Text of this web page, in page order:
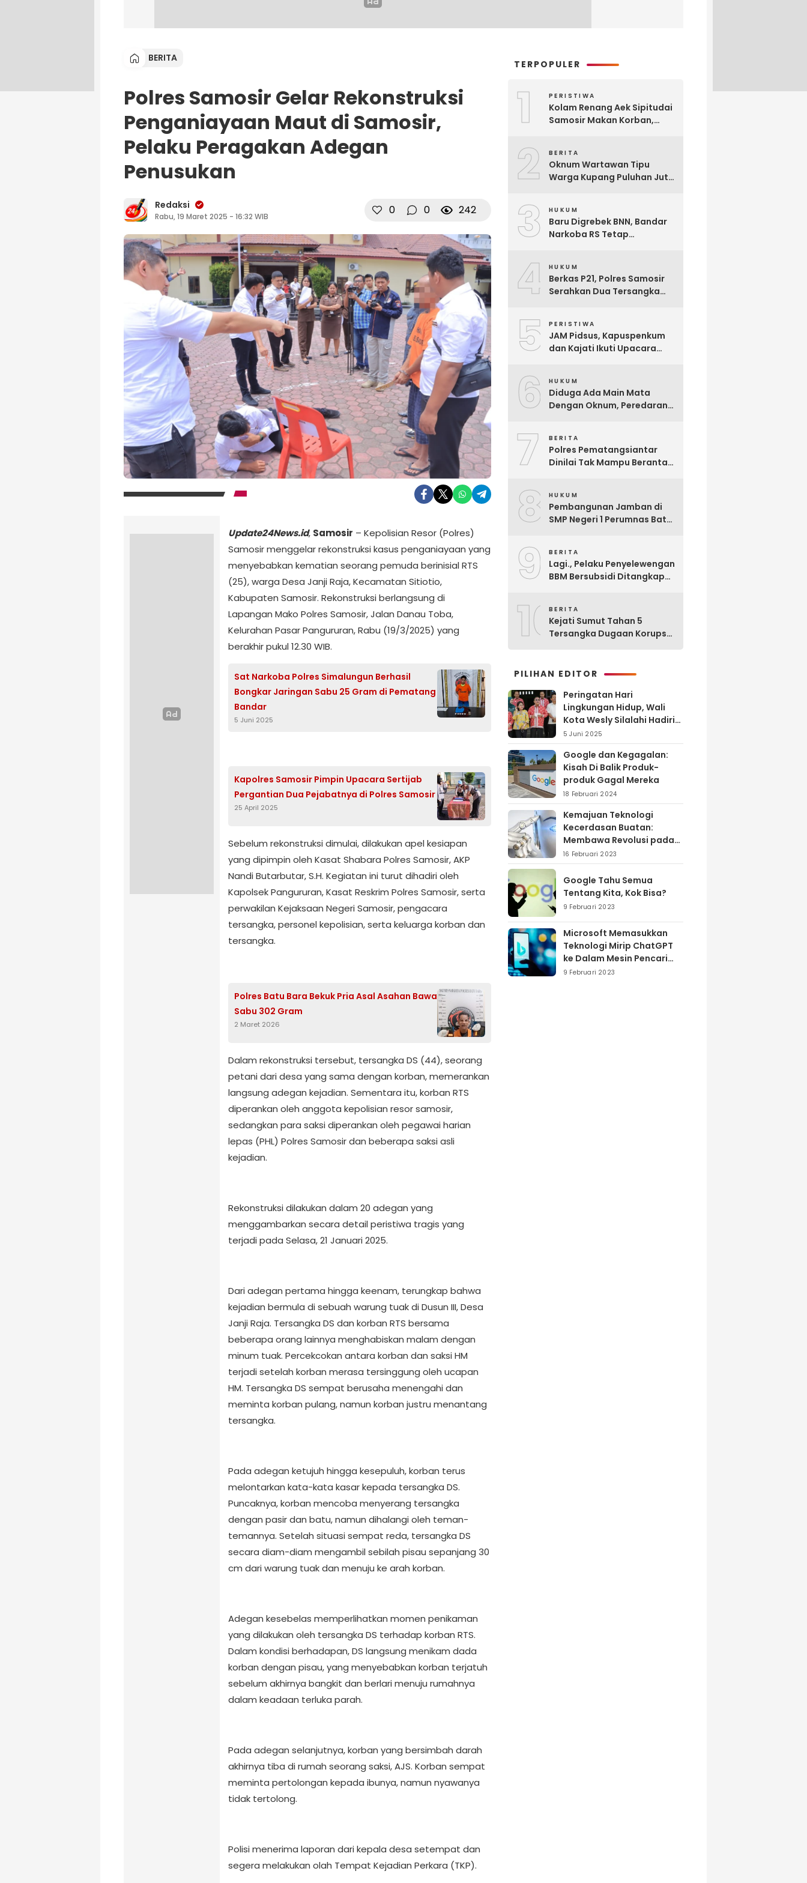
BERITA
Polres Samosir Gelar Rekonstruksi
Penganiayaan Maut di Samosir,
Pelaku Peragakan Adegan
Penusukan
Redaksi
Rabu, 19 Maret 2025 - 16:32 WIB 0 0 242
Update24News.id, Samosir – Kepolisian Resor (Polres)
Samosir menggelar rekonstruksi kasus penganiayaan yang
menyebabkan kematian seorang pemuda berinisial RTS
(25), warga Desa Janji Raja, Kecamatan Sitiotio,
Kabupaten Samosir. Rekonstruksi berlangsung di
Lapangan Mako Polres Samosir, Jalan Danau Toba,
Kelurahan Pasar Pangururan, Rabu (19/3/2025) yang
berakhir pukul 12.30 WIB.
Sat Narkoba Polres Simalungun Berhasil
Bongkar Jaringan Sabu 25 Gram di Pematang
Bandar
5 Juni 2025
Kapolres Samosir Pimpin Upacara Sertijab
Pergantian Dua Pejabatnya di Polres Samosir
25 April 2025
Sebelum rekonstruksi dimulai, dilakukan apel kesiapan
yang dipimpin oleh Kasat Shabara Polres Samosir, AKP
Nandi Butarbutar, S.H. Kegiatan ini turut dihadiri oleh
Kapolsek Pangururan, Kasat Reskrim Polres Samosir, serta
perwakilan Kejaksaan Negeri Samosir, pengacara
tersangka, personel kepolisian, serta keluarga korban dan
tersangka.
Polres Batu Bara Bekuk Pria Asal Asahan Bawa
Sabu 302 Gram
2 Maret 2026
Dalam rekonstruksi tersebut, tersangka DS (44), seorang
petani dari desa yang sama dengan korban, memerankan
langsung adegan kejadian. Sementara itu, korban RTS
diperankan oleh anggota kepolisian resor samosir,
sedangkan para saksi diperankan oleh pegawai harian
lepas (PHL) Polres Samosir dan beberapa saksi asli
kejadian.
Rekonstruksi dilakukan dalam 20 adegan yang
menggambarkan secara detail peristiwa tragis yang
terjadi pada Selasa, 21 Januari 2025.
Dari adegan pertama hingga keenam, terungkap bahwa
kejadian bermula di sebuah warung tuak di Dusun III, Desa
Janji Raja. Tersangka DS dan korban RTS bersama
beberapa orang lainnya menghabiskan malam dengan
minum tuak. Percekcokan antara korban dan saksi HM
terjadi setelah korban merasa tersinggung oleh ucapan
HM. Tersangka DS sempat berusaha menengahi dan
meminta korban pulang, namun korban justru menantang
tersangka.
Pada adegan ketujuh hingga kesepuluh, korban terus
melontarkan kata-kata kasar kepada tersangka DS.
Puncaknya, korban mencoba menyerang tersangka
dengan pasir dan batu, namun dihalangi oleh teman-
temannya. Setelah situasi sempat reda, tersangka DS
secara diam-diam mengambil sebilah pisau sepanjang 30
cm dari warung tuak dan menuju ke arah korban.
Adegan kesebelas memperlihatkan momen penikaman
yang dilakukan oleh tersangka DS terhadap korban RTS.
Dalam kondisi berhadapan, DS langsung menikam dada
korban dengan pisau, yang menyebabkan korban terjatuh
sebelum akhirnya bangkit dan berlari menuju rumahnya
dalam keadaan terluka parah.
Pada adegan selanjutnya, korban yang bersimbah darah
akhirnya tiba di rumah seorang saksi, AJS. Korban sempat
meminta pertolongan kepada ibunya, namun nyawanya
tidak tertolong.
Polisi menerima laporan dari kepala desa setempat dan
segera melakukan olah Tempat Kejadian Perkara (TKP).
TERPOPULER
1 PERISTIWA
Kolam Renang Aek Sipitudai
Samosir Makan Korban,
2 BERITA
Oknum Wartawan Tipu
Warga Kupang Puluhan Juta
3 HUKUM
Baru Digrebek BNN, Bandar
Narkoba RS Tetap
4 HUKUM
Berkas P21, Polres Samosir
Serahkan Dua Tersangka
Korupsinya
5 PERISTIWA
JAM Pidsus, Kapuspenkum
dan Kajati Ikuti Upacara
Ginting yang Gugur Saat
Tugas
6 HUKUM
Diduga Ada Main Mata
Dengan Oknum, Peredaran
7 BERITA
Polres Pematangsiantar
Dinilai Tak Mampu Berantas
Turun Tangan
8 HUKUM
Pembangunan Jamban di
SMP Negeri 1 Perumnas Batu
9 BERITA
Lagi., Pelaku Penyelewengan
BBM Bersubsidi Ditangkap
10BERITA
Kejati Sumut Tahan 5
Tersangka Dugaan Korupsi
PILIHAN EDITOR
Peringatan Hari
Lingkungan Hidup, Wali
Kota Wesly Silalahi Hadiri
Penyerahan dan
Penyiraman Eco Enzyme di
TPA Tanjung Pinggir
5 Juni 2025
Google dan Kegagalan:
Kisah Di Balik Produk-
produk Gagal Mereka
18 Februari 2024
Kemajuan Teknologi
Kecerdasan Buatan:
Membawa Revolusi pada
Industri dan Masyarakat
16 Februari 2023
Google Tahu Semua
Tentang Kita, Kok Bisa?
9 Februari 2023
Microsoft Memasukkan
Teknologi Mirip ChatGPT
ke Dalam Mesin Pencari
Bing
9 Februari 2023